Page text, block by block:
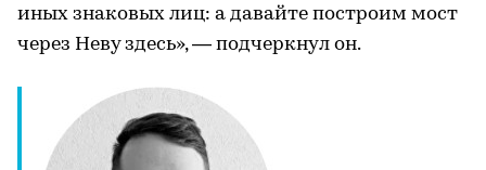
иных знаковых лиц: а давайте построим мост
через Неву здесь», — подчеркнул он.